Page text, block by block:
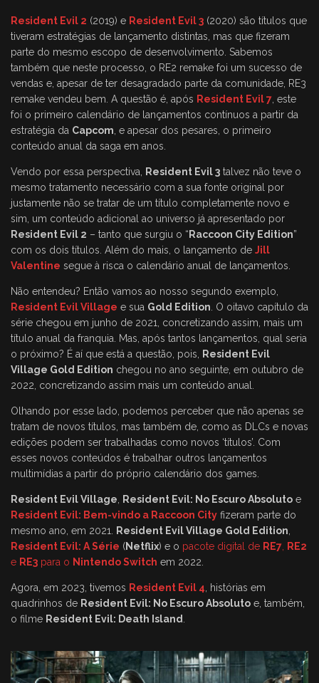
Resident Evil 2 (2019) e Resident Evil 3 (2020) são títulos que
tiveram estratégias de lançamento distintas, mas que fizeram
parte do mesmo escopo de desenvolvimento. Sabemos
também que neste processo, o RE2 remake foi um sucesso de
vendas e, apesar de ter desagradado parte da comunidade, RE3
remake vendeu bem. A questão é, após Resident Evil 7 , este
foi o primeiro calendário de lançamentos contínuos a partir da
estratégia da Capcom , e apesar dos pesares, o primeiro
conteúdo anual da saga em anos.
Vendo por essa perspectiva, Resident Evil 3 talvez não teve o
mesmo tratamento necessário com a sua fonte original por
justamente não se tratar de um título completamente novo e
sim, um conteúdo adicional ao universo já apresentado por
Resident Evil 2 – tanto que surgiu o “ Raccoon City Edition”
com os dois títulos. Além do mais, o lançamento de Jill
Valentine segue à risca o calendário anual de lançamentos.
Não entendeu? Então vamos ao nosso segundo exemplo,
Resident Evil Village e sua Gold Edition . O oitavo capítulo da
série chegou em junho de 2021, concretizando assim, mais um
título anual da franquia. Mas, após tantos lançamentos, qual seria
o próximo? É aí que está a questão, pois,
Resident Evil
Village Gold Edition chegou no ano seguinte, em outubro de
2022, concretizando assim mais um conteúdo anual.
Olhando por esse lado, podemos perceber que não apenas se
tratam de novos títulos, mas também de, como as DLCs e novas
edições podem ser trabalhadas como novos ‘títulos’. Com
esses novos conteúdos é trabalhar outros lançamentos
multimídias a partir do próprio calendário dos games.
Resident Evil Village Resident Evil: No Escuro Absoluto e
Resident Evil: Bem-vindo a Raccoon City fizeram parte do
mesmo ano, em 2021.
Resident Evil Village Gold Edition
Resident Evil: A Série (Netflix) e o pacote digital de RE7
RE2
e RE3 para o Nintendo Switch em 2022.
Agora, em 2023, tivemos Resident Evil 4 , histórias em
quadrinhos de Resident Evil: No Escuro Absoluto e, também,
o filme Resident Evil: Death Island